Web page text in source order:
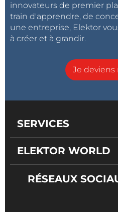
innovateurs de premier
train d'apprendre, de
une entreprise, Elektor
à créer et à grandir.
Je
SERVICES
ELEKTOR WORLD
RÉSEAUX